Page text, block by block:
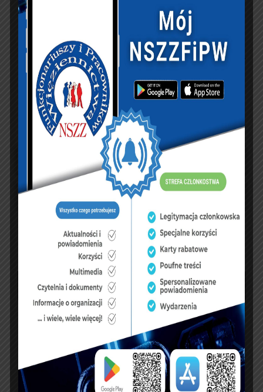
dopisz do księgi
NASZ FACEBOOK
UBEZPIECZENIA
sierpień 2026
W Ś P S
1
5 6 7 8
13 14 15 16